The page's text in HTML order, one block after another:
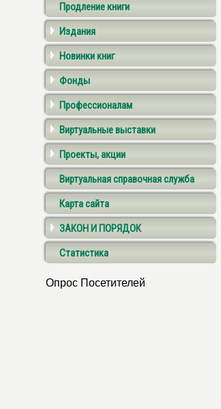
Продление книги
Издания
Новинки книг
Фонды
Профессионалам
Виртуальные выставки
Проекты, акции
Виртуальная справочная служба
Карта сайта
ЗАКОН И ПОРЯДОК
Статистика
Опрос Посетителей